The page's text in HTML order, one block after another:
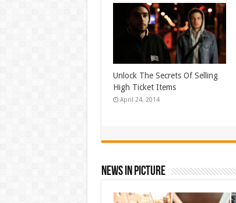
Unlock The Secrets Of Selling
High Ticket Items
April 24, 2014
News In Picture